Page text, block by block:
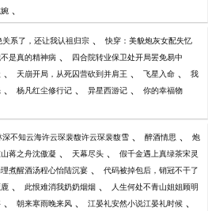
、
关系了，还让我认祖归宗 、 快穿：美貌炮灰女配失忆
是真的精神病 、 四合院转业保卫处开局罢免易中
、 天崩开局，从死囚营砍到并肩王 、 飞星入命 、 我
、 杨凡红尘修行记 、 异星西游记 、 你的幸福物
深不知云海许云琛裴馥许云琛裴馥雪 、 醉酒情思 、 炮
蒋之舟沈傲凝 、 天幕尽头 、 假千金遇上真绿茶宋灵
煮醒酒汤程心怡陆沉宴 、 代码被掉包后，销冠不干了
、 此恨难消我奶奶烟烟 、 人生何处不青山姐姐顾明
、 朝来寒雨晚来风 、 江晏礼安然小说江晏礼时候 、